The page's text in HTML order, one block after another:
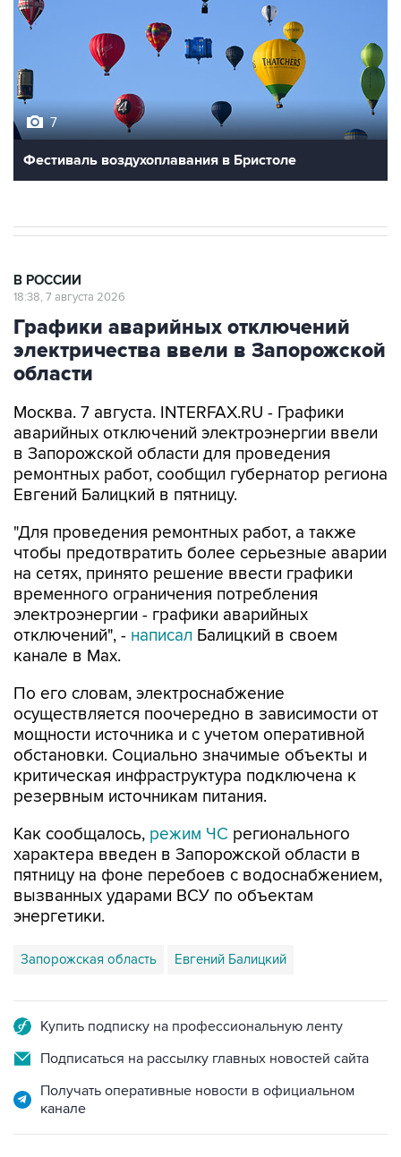
7
Фестиваль воздухоплавания в Бристоле
В РОССИИ
18:38, 7 августа 2026
Графики аварийных отключений
электричества ввели в Запорожской
области
Москва. 7 августа. INTERFAX.RU - Графики
аварийных отключений электроэнергии ввели
в Запорожской области для проведения
ремонтных работ, сообщил губернатор региона
Евгений Балицкий в пятницу.
"Для проведения ремонтных работ, а также
чтобы предотвратить более серьезные аварии
на сетях, принято решение ввести графики
временного ограничения потребления
электроэнергии - графики аварийных
отключений", - написал Балицкий в своем
канале в Max.
По его словам, электроснабжение
осуществляется поочередно в зависимости от
мощности источника и с учетом оперативной
обстановки. Социально значимые объекты и
критическая инфраструктура подключена к
резервным источникам питания.
Как сообщалось, режим ЧС регионального
характера введен в Запорожской области в
пятницу на фоне перебоев с водоснабжением,
вызванных ударами ВСУ по объектам
энергетики.
Запорожская область Евгений Балицкий
Купить подписку на профессиональную ленту
Подписаться на рассылку главных новостей сайта
Получать оперативные новости в официальном
канале